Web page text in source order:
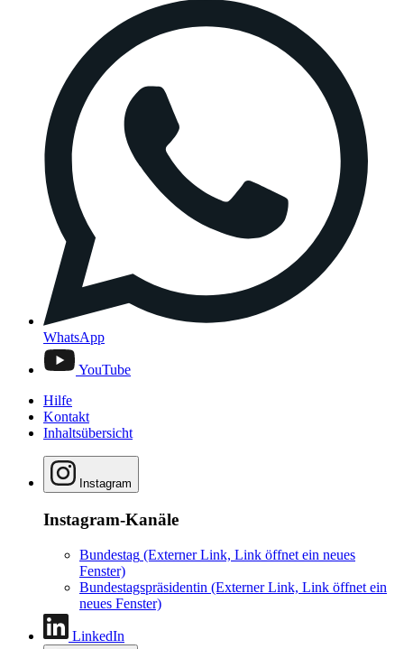
WhatsApp
YouTube
Hilfe
Kontakt
Inhaltsübersicht
Instagram
Instagram-Kanäle
Bundestag (Externer Link, Link öffnet ein neues
Fenster)
Bundestagspräsidentin (Externer Link, Link öffnet ein
neues Fenster)
LinkedIn